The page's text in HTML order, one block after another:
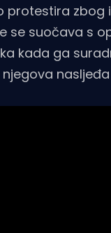
protestira
se suočava s
kada ga